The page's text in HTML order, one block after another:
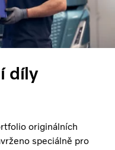
díly
originálních
speciálně pro